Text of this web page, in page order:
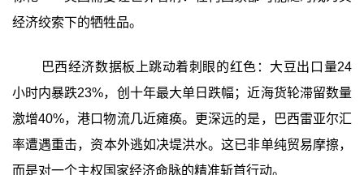
经济绞索下的牺牲品。
巴西经济数据板上跳动着刺眼的红色：大豆出口量24
小时内暴跌23%，创十年最大单日跌幅；近海货轮滞留数量
激增40%，港口物流几近瘫痪。更深远的是，巴西雷亚尔汇
率遭遇重击，资本外逃如决堤洪水。这已非单纯贸易摩擦，
而是对一个主权国家经济命脉的精准斩首行动。